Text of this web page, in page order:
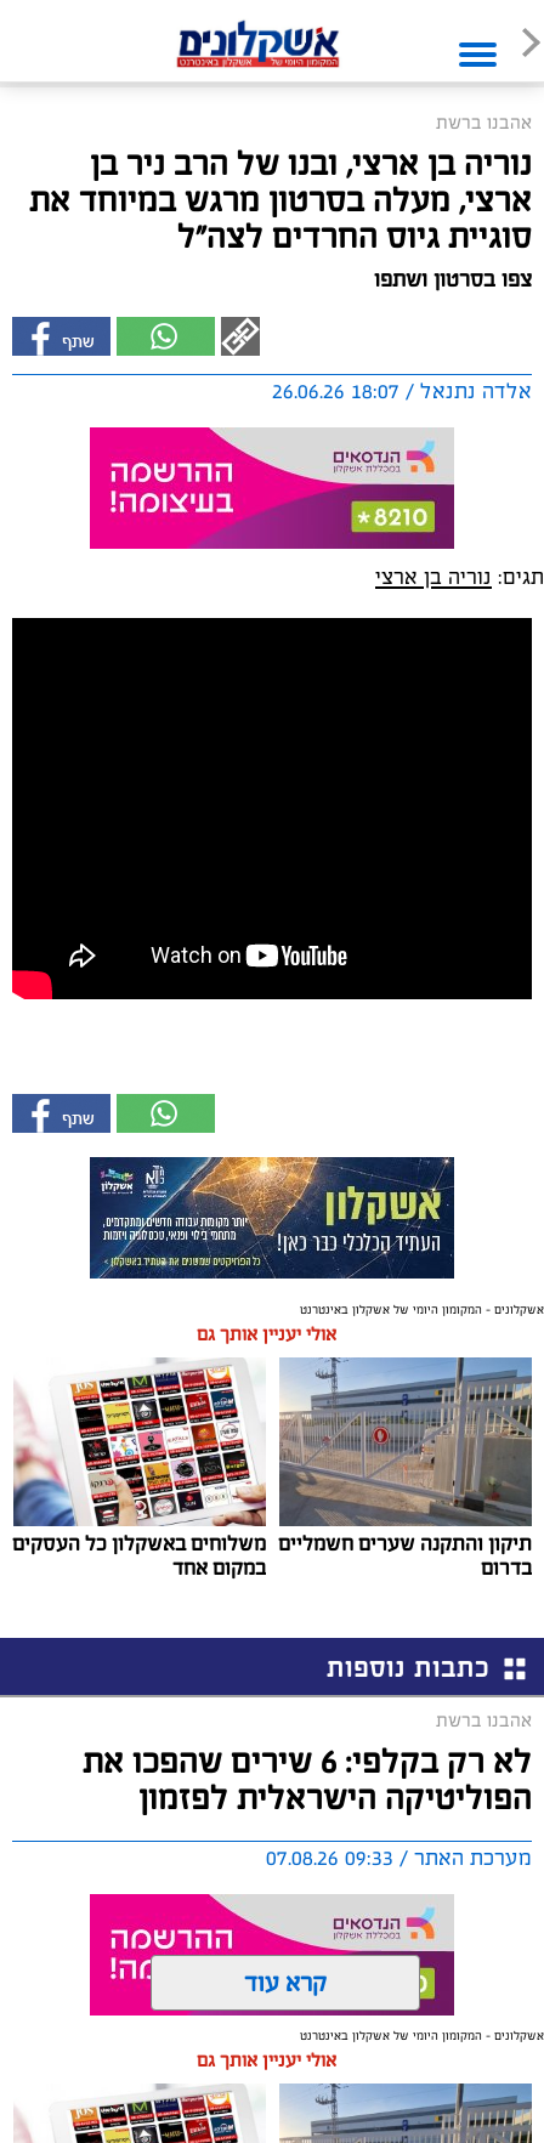
אהבנו ברשת
נוריה בן ארצי, ובנו של הרב ניר בן
ארצי, מעלה בסרטון מרגש במיוחד את
סוגיית גיוס החרדים לצה"ל
צפו בסרטון ושתפו
אלדה נתנאל / 18:07 26.06.26
תגים: נוריה בן ארצי
אשקלונים - המקומון היומי של אשקלון באינטרנט
אולי יעניין אותך גם
תיקון והתקנה שערים חשמליים
בדרום
משלוחים באשקלון כל העסקים
במקום אחד
כתבות נוספות
אהבנו ברשת
לא רק בקלפי: 6 שירים שהפכו את
הפוליטיקה הישראלית לפזמון
מערכת האתר / 09:33 07.08.26
תגים:טקסט פוליטי, שירים פוליטיים
קרא עוד
אשקלונים - המקומון היומי של אשקלון באינטרנט
אולי יעניין אותך גם